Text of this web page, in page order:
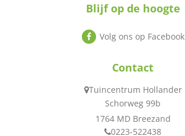
Blijf op de hoogte
Volg ons op Facebook
Contact
Tuincentrum Hollander
Schorweg 99b
1764 MD Breezand
0223-522438